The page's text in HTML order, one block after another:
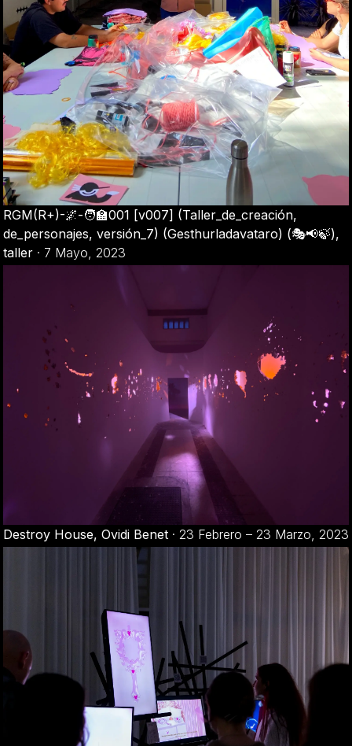
RGM(R+)-🌌-🧑‍🏫001 [v007] (Taller_de_creación,
de_personajes, versión_7) (Gesthurladavataro) (🎭📢🍃),
taller · 7 Mayo, 2023
Destroy House, Ovidi Benet · 23 Febrero – 23 Marzo, 2023